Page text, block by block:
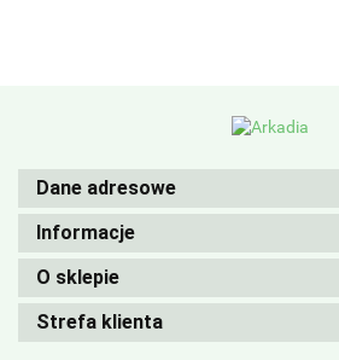
Dane adresowe
Informacje
O sklepie
Strefa klienta